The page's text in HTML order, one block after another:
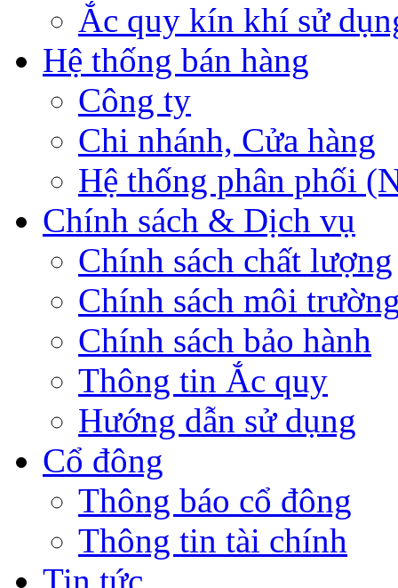
Ắc quy kín khí sử
Hệ thống bán hàng
Công ty
Chi nhánh, Cửa hàng
Hệ thống phân phối
Chính sách & Dịch vụ
Chính sách chất lượng
Chính sách môi
Chính sách bảo hành
Thông tin Ắc quy
Hướng dẫn sử dụng
Cổ đông
Thông báo cổ đông
Thông tin tài chính